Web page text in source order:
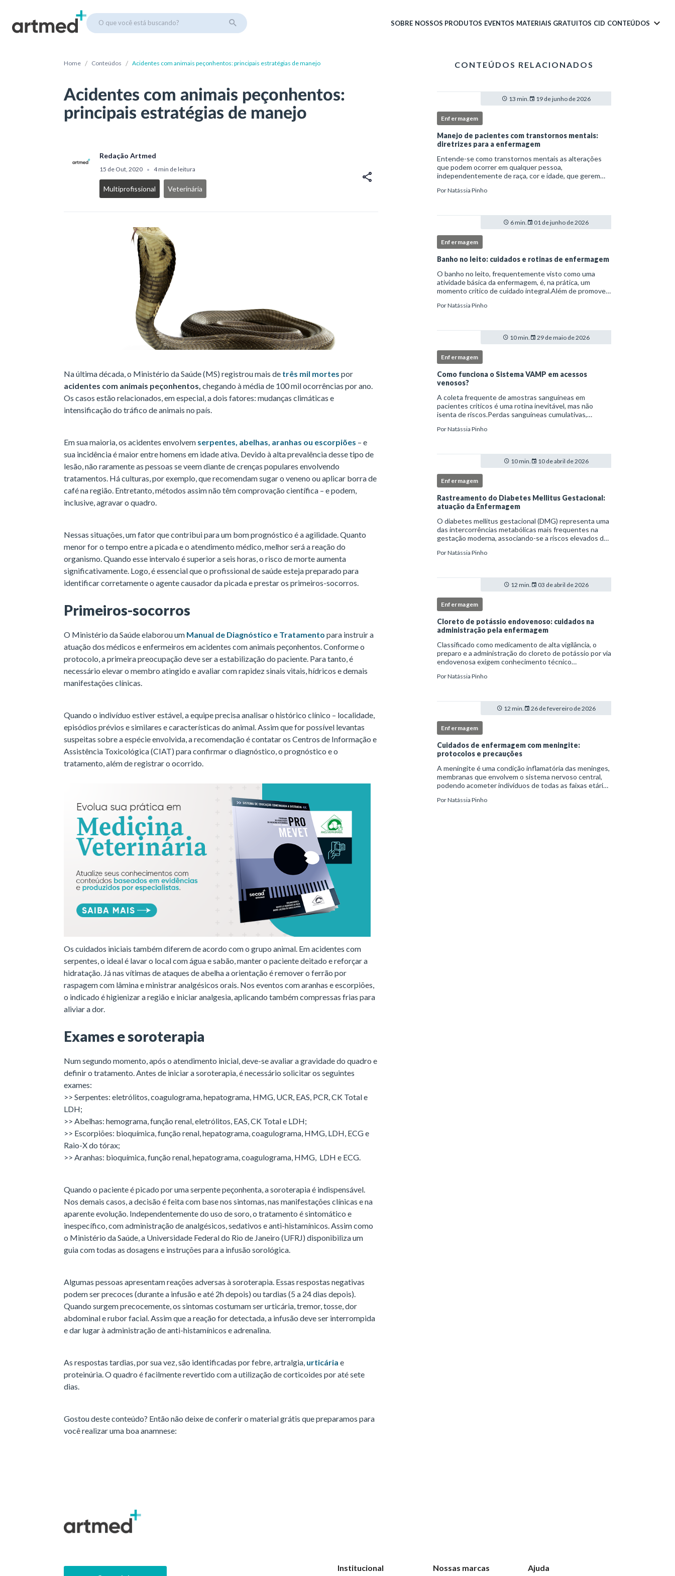
O que você está buscando? SOBRE NOSSOS PRODUTOS EVENTOS MATERIAIS GRATUITOS CID CONTEÚDOS
Home / Conteúdos / Acidentes com animais peçonhentos: principais estratégias de manejo
Acidentes com animais peçonhentos:
principais estratégias de manejo
Redação Artmed
15 de Out, 2020 • 4 min de leitura
Multiprofissional Veterinária
Na última década, o Ministério da Saúde (MS) registrou mais de três mil mortes por
acidentes com animais peçonhentos, chegando à média de 100 mil ocorrências por ano.
Os casos estão relacionados, em especial, a dois fatores: mudanças climáticas e
intensificação do tráfico de animais no país.
Em sua maioria, os acidentes envolvem serpentes, abelhas, aranhas ou escorpiões – e
sua incidência é maior entre homens em idade ativa. Devido à alta prevalência desse tipo de
lesão, não raramente as pessoas se veem diante de crenças populares envolvendo
tratamentos. Há culturas, por exemplo, que recomendam sugar o veneno ou aplicar borra de
café na região. Entretanto, métodos assim não têm comprovação científica – e podem,
inclusive, agravar o quadro.
Nessas situações, um fator que contribui para um bom prognóstico é a agilidade. Quanto
menor for o tempo entre a picada e o atendimento médico, melhor será a reação do
organismo. Quando esse intervalo é superior a seis horas, o risco de morte aumenta
significativamente. Logo, é essencial que o profissional de saúde esteja preparado para
identificar corretamente o agente causador da picada e prestar os primeiros-socorros.
Primeiros-socorros
O Ministério da Saúde elaborou um Manual de Diagnóstico e Tratamento para instruir a
atuação dos médicos e enfermeiros em acidentes com animais peçonhentos. Conforme o
protocolo, a primeira preocupação deve ser a estabilização do paciente. Para tanto, é
necessário elevar o membro atingido e avaliar com rapidez sinais vitais, hídricos e demais
manifestações clínicas.
Quando o indivíduo estiver estável, a equipe precisa analisar o histórico clínico – localidade,
episódios prévios e similares e características do animal. Assim que for possível levantas
suspeitas sobre a espécie envolvida, a recomendação é contatar os Centros de Informação e
Assistência Toxicológica (CIAT) para confirmar o diagnóstico, o prognóstico e o
tratamento, além de registrar o ocorrido.
Os cuidados iniciais também diferem de acordo com o grupo animal. Em acidentes com
serpentes, o ideal é lavar o local com água e sabão, manter o paciente deitado e reforçar a
hidratação. Já nas vítimas de ataques de abelha a orientação é remover o ferrão por
raspagem com lâmina e ministrar analgésicos orais. Nos eventos com aranhas e escorpiões,
o indicado é higienizar a região e iniciar analgesia, aplicando também compressas frias para
aliviar a dor.
Exames e soroterapia
Num segundo momento, após o atendimento inicial, deve-se avaliar a gravidade do quadro e
definir o tratamento. Antes de iniciar a soroterapia, é necessário solicitar os seguintes
exames:
>> Serpentes: eletrólitos, coagulograma, hepatograma, HMG, UCR, EAS, PCR, CK Total e
LDH;
>> Abelhas: hemograma, função renal, eletrólitos, EAS, CK Total e LDH;
>> Escorpiões: bioquímica, função renal, hepatograma, coagulograma, HMG, LDH, ECG e
Raio-X do tórax;
>> Aranhas: bioquímica, função renal, hepatograma, coagulograma, HMG, LDH e ECG.
Quando o paciente é picado por uma serpente peçonhenta, a soroterapia é indispensável.
Nos demais casos, a decisão é feita com base nos sintomas, nas manifestações clínicas e na
aparente evolução. Independentemente do uso de soro, o tratamento é sintomático e
inespecífico, com administração de analgésicos, sedativos e anti-histamínicos. Assim como
o Ministério da Saúde, a Universidade Federal do Rio de Janeiro (UFRJ) disponibiliza um
guia com todas as dosagens e instruções para a infusão sorológica.
Algumas pessoas apresentam reações adversas à soroterapia. Essas respostas negativas
podem ser precoces (durante a infusão e até 2h depois) ou tardias (5 a 24 dias depois).
Quando surgem precocemente, os sintomas costumam ser urticária, tremor, tosse, dor
abdominal e rubor facial. Assim que a reação for detectada, a infusão deve ser interrompida
e dar lugar à administração de anti-histamínicos e adrenalina.
As respostas tardias, por sua vez, são identificadas por febre, artralgia, urticária e
proteinúria. O quadro é facilmente revertido com a utilização de corticoides por até sete
dias.
Gostou deste conteúdo? Então não deixe de conferir o material grátis que preparamos para
você realizar uma boa anamnese:
CONTEÚDOS RELACIONADOS
13 min. 19 de junho de 2026
Enfermagem
Manejo de pacientes com transtornos mentais:
diretrizes para a enfermagem
Entende-se como transtornos mentais as alterações
que podem ocorrer em qualquer pessoa,
independentemente de raça, cor e idade, que gerem
do indivíduo.Por isso, os transtornos psiquiátricos rep
PorNatássia Pinho
6 min. 01 de junho de 2026
Enfermagem
Banho no leito: cuidados e rotinas de enfermagem
O banho no leito, frequentemente visto como uma
atividade básica da enfermagem, é, na prática, um
momento crítico de cuidado integral.Além de promover
detalhada, prevenção de complicações e fortalec
PorNatássia Pinho
10 min. 29 de maio de 2026
Enfermagem
Como funciona o Sistema VAMP em acessos
venosos?
A coleta frequente de amostras sanguíneas em
pacientes críticos é uma rotina inevitável, mas não
isenta de riscos.Perdas sanguíneas cumulativas,
necessidade de múltiplas punções e manipulação
PorNatássia Pinho
10 min. 10 de abril de 2026
Enfermagem
Rastreamento do Diabetes Mellitus Gestacional:
atuação da Enfermagem
O diabetes mellitus gestacional (DMG) representa uma
das intercorrências metabólicas mais frequentes na
gestação moderna, associando-se a riscos elevados de
identificado precocemente.Neste cenário, o enferm
PorNatássia Pinho
12 min. 03 de abril de 2026
Enfermagem
Cloreto de potássio endovenoso: cuidados na
administração pela enfermagem
Classificado como medicamento de alta vigilância, o
preparo e a administração do cloreto de potássio por via
endovenosa exigem conhecimento técnico
institucionais e atuação criteriosa da equipe de
PorNatássia Pinho
12 min. 26 de fevereiro de 2026
Enfermagem
Cuidados de enfermagem com meningite:
protocolos e precauções
A meningite é uma condição inflamatória das meninges,
membranas que envolvem o sistema nervoso central,
podendo acometer indivíduos de todas as faixas etárias
autolimitados até situações de extrem
PorNatássia Pinho
Institucional Nossas marcas Ajuda